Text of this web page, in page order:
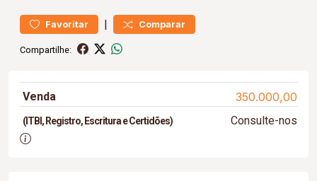
Favoritar | Comparar
Compartilhe:
Venda 350.000,00
(ITBI, Registro, Escritura e Certidões) Consulte-nos